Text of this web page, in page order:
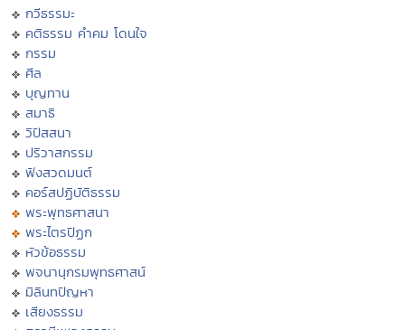
กวีธรรมะ
คติธรรม คำคม โดนใจ
กรรม
ศีล
บุญทาน
สมาธิ
วิปัสสนา
ปริวาสกรรม
ฟังสวดมนต์
คอร์สปฏิบัติธรรม
พระพุทธศาสนา
พระไตรปิฏก
หัวข้อธรรม
พจนานุกรมพุทธศาสน์
มิลินทปัญหา
เสียงธรรม